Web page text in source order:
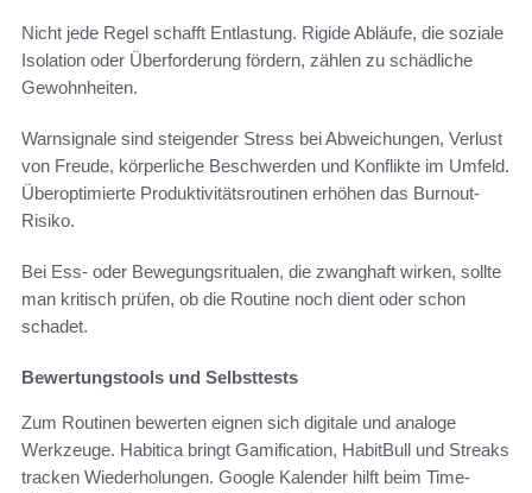
Nicht jede Regel schafft Entlastung. Rigide Abläufe, die soziale
Isolation oder Überforderung fördern, zählen zu schädliche
Gewohnheiten.
Warnsignale sind steigender Stress bei Abweichungen, Verlust
von Freude, körperliche Beschwerden und Konflikte im Umfeld.
Überoptimierte Produktivitätsroutinen erhöhen das Burnout-
Risiko.
Bei Ess- oder Bewegungsritualen, die zwanghaft wirken, sollte
man kritisch prüfen, ob die Routine noch dient oder schon
schadet.
Bewertungstools und Selbsttests
Zum Routinen bewerten eignen sich digitale und analoge
Werkzeuge. Habitica bringt Gamification, HabitBull und Streaks
tracken Wiederholungen. Google Kalender hilft beim Time-